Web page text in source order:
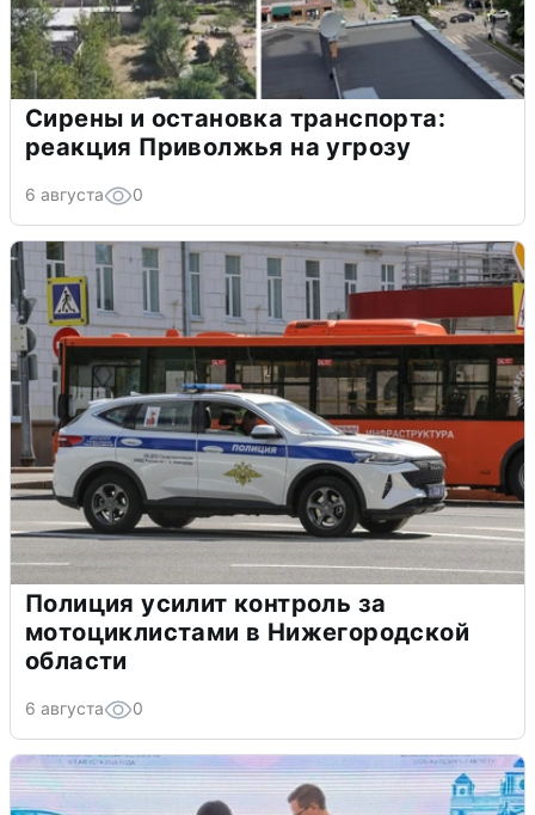
Сирены и остановка транспорта:
реакция Приволжья на угрозу
6 августа 0
Полиция усилит контроль за
мотоциклистами в Нижегородской
области
6 августа 0